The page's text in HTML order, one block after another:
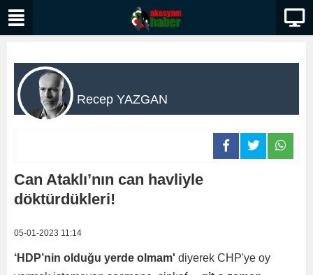
Recep YAZGAN
Can Ataklı’nın can havliyle
döktürdükleri!
05-01-2023 11:14
‘HDP’nin olduğu yerde olmam' diyerek CHP'ye oy